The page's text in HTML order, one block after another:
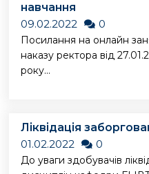
навчання
09.02.2022
0
Посилання на онлайн
наказу ректора від
року...
Ліквідація
01.02.2022
0
До уваги здобувачів